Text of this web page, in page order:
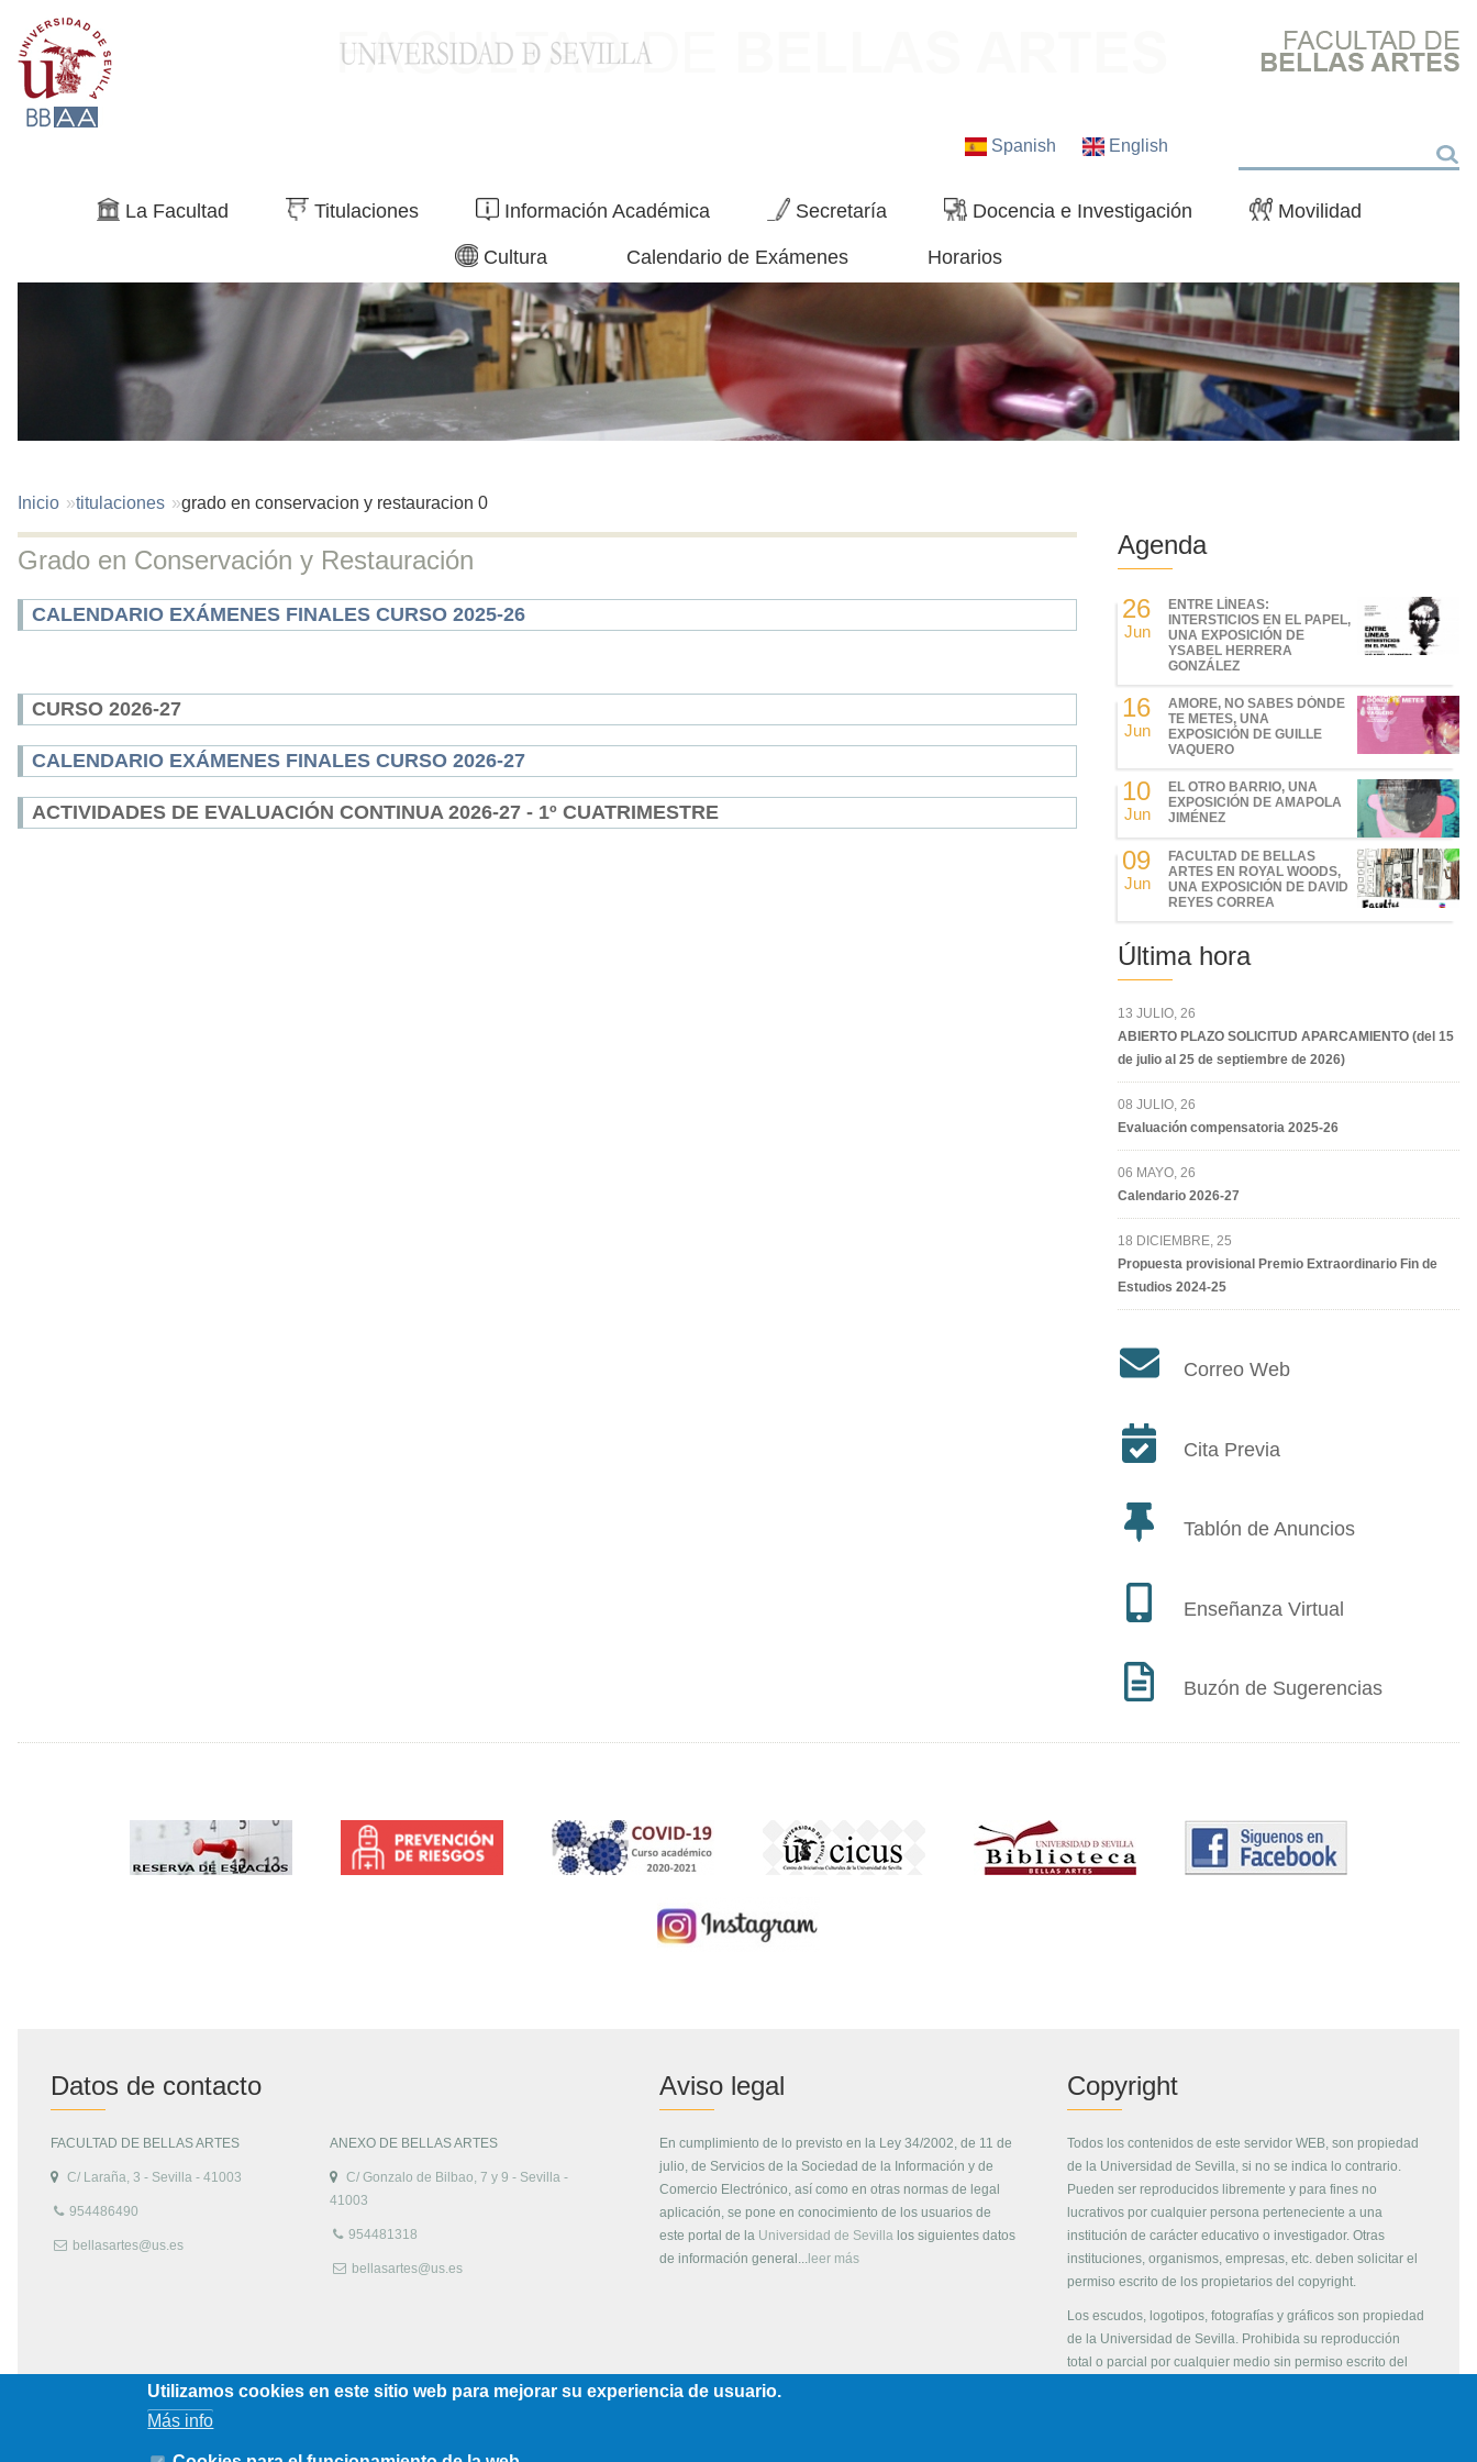
Spanish English
Buscar La Facultad Titulaciones Información Académica Secretaría Docencia e Investigación
Movilidad
Cultura
Calendario de Exámenes Horarios
You
here:
Inicio titulaciones grado en conservacion y restauracion 0
Grado en Conservación y Restauración
CALENDARIO EXÁMENES FINALES CURSO 2025-26
CURSO 2026-27
CALENDARIO EXÁMENES FINALES CURSO 2026-27
ACTIVIDADES DE EVALUACIÓN CONTINUA 2026-27 - 1º CUATRIMESTRE
Agenda
26
Jun
ENTRE LÍNEAS:
INTERSTICIOS EN EL PAPEL,
UNA EXPOSICIÓN DE
YSABEL HERRERA
GONZÁLEZ
16
Jun
AMORE, NO SABES DÓNDE
TE METES, UNA
EXPOSICIÓN DE GUILLE
VAQUERO
10
Jun
EL OTRO BARRIO, UNA
EXPOSICIÓN DE AMAPOLA
JIMÉNEZ
09
Jun
FACULTAD DE BELLAS
ARTES EN ROYAL WOODS,
UNA EXPOSICIÓN DE DAVID
REYES CORREA
Última hora
13 JULIO, 26
ABIERTO PLAZO SOLICITUD APARCAMIENTO (del 15
de julio al 25 de septiembre de 2026)
08 JULIO, 26
Evaluación compensatoria 2025-26
06 MAYO, 26
Calendario 2026-27
18 DICIEMBRE, 25
Propuesta provisional Premio Extraordinario Fin de
Estudios 2024-25
Correo Web
Cita Previa
Tablón de Anuncios
Enseñanza Virtual
Buzón de Sugerencias
Datos de contacto
FACULTAD DE BELLAS ARTES
C/ Laraña, 3 - Sevilla - 41003
954486490
bellasartes@us.es
ANEXO DE BELLAS ARTES
C/ Gonzalo de Bilbao, 7 y 9 - Sevilla -
41003
954481318
bellasartes@us.es
Aviso legal
En cumplimiento de lo previsto en la Ley 34/2002, de 11 de
julio, de Servicios de la Sociedad de la Información y de
Comercio Electrónico, así como en otras normas de legal
aplicación, se pone en conocimiento de los usuarios de
este portal de la Universidad de Sevilla los siguientes datos
de información general... leer más
Copyright
Todos los contenidos de este servidor WEB, son propiedad
de la Universidad de Sevilla, si no se indica lo contrario.
Pueden ser reproducidos libremente y para fines no
lucrativos por cualquier persona perteneciente a una
institución de carácter educativo o investigador. Otras
instituciones, organismos, empresas, etc. deben solicitar el
permiso escrito de los propietarios del copyright.
Los escudos, logotipos, fotografías y gráficos son propiedad
de la Universidad de Sevilla. Prohibida su reproducción
total o parcial por cualquier medio sin permiso escrito del
Utilizamos cookies en este sitio web para mejorar su experiencia de usuario.
Más info